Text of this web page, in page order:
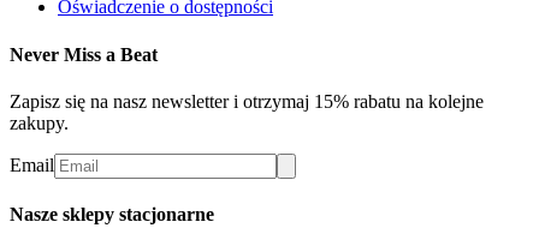
Oświadczenie o dostępności
Never Miss a Beat
Zapisz się na nasz newsletter i otrzymaj 15% rabatu na kolejne
zakupy.
Email
Nasze sklepy stacjonarne